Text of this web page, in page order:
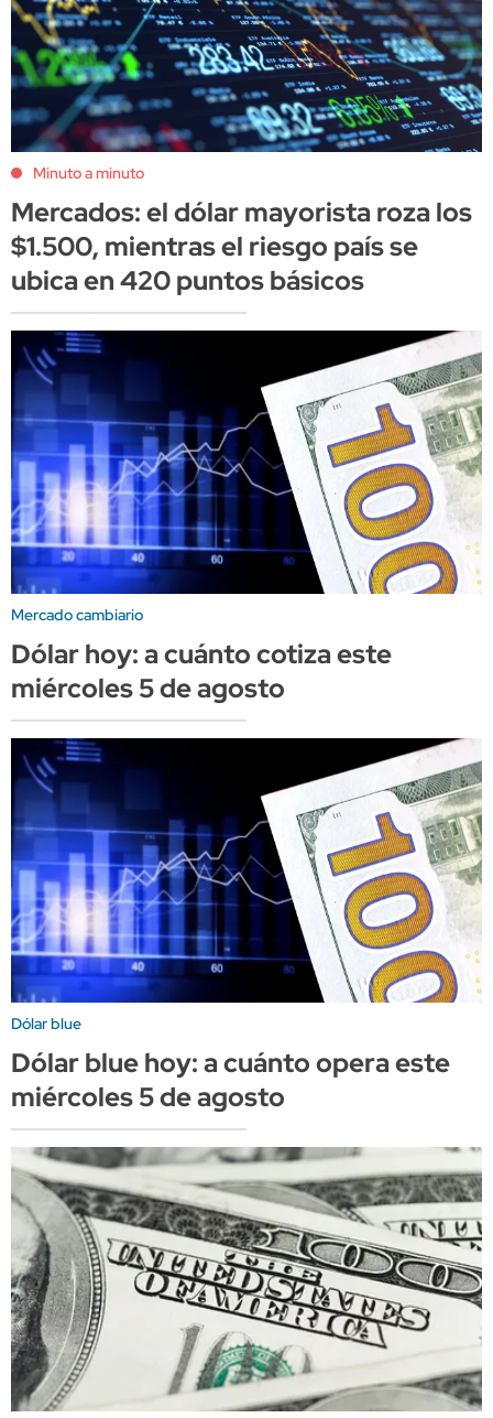
Minuto a minuto
Mercados: el dólar mayorista roza los
$1.500, mientras el riesgo país se
ubica en 420 puntos básicos
Mercado cambiario
Dólar hoy: a cuánto cotiza este
miércoles 5 de agosto
Dólar blue
Dólar blue hoy: a cuánto opera este
miércoles 5 de agosto